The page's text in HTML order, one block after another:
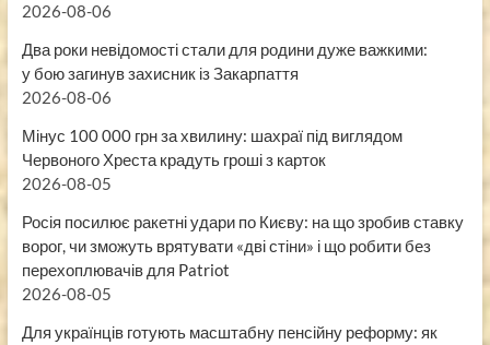
2026-08-06
Два роки невідомості стали для родини дуже важкими:
у бою загинув захисник із Закарпаття
2026-08-06
Мінус 100 000 грн за хвилину: шахраї під виглядом
Червоного Хреста крадуть гроші з карток
2026-08-05
Росія посилює ракетні удари по Києву: на що зробив ставку
ворог, чи зможуть врятувати «дві стіни» і що робити без
перехоплювачів для Patriot
2026-08-05
Для українців готують масштабну пенсійну реформу: як